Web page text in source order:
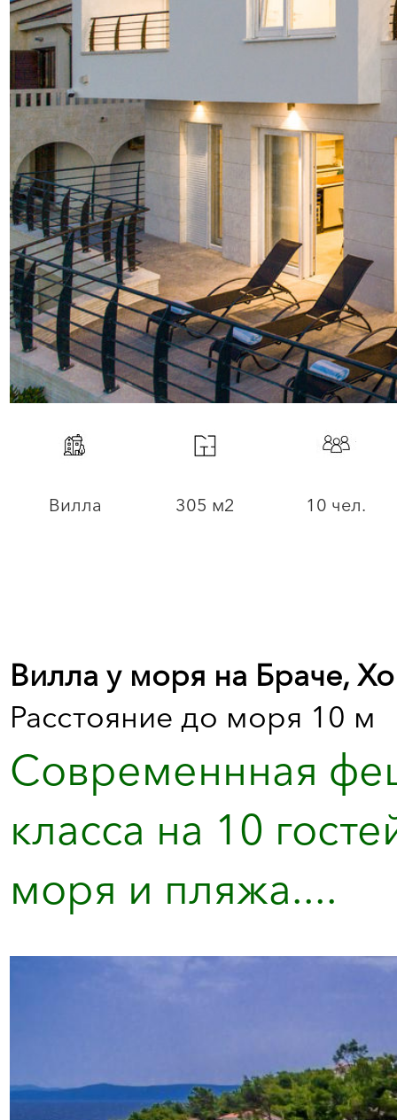
Вилла 305 м2 10 чел.
Вилла у моря на Браче,
Расстояние до моря 10 м
Современнная
класса на 10
моря и пляжа....